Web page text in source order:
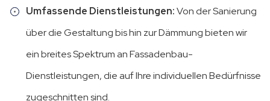
Umfassende Dienstleistungen:Von der Sanierung
über die Gestaltung bis hin zur Dämmung bieten wir
ein breites Spektrum an Fassadenbau-
Dienstleistungen, die auf Ihre individuellen Bedürfnisse
zugeschnitten sind.